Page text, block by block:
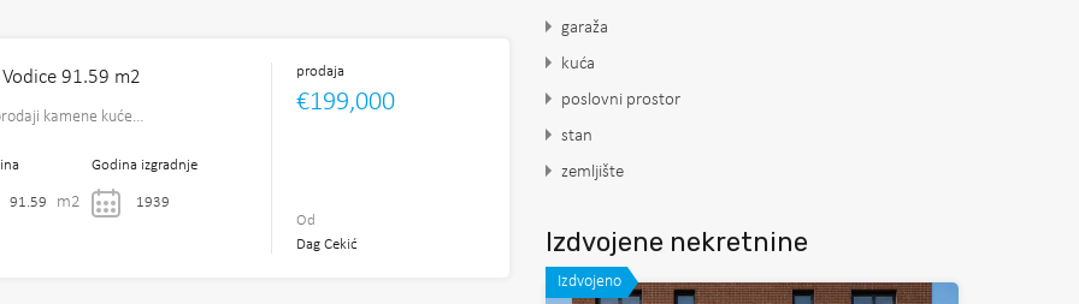
91.59 m2
kamene kuće…
91.59 m2
Godina izgradnje
1939
prodaja
€199,000
Od
Dag Cekić
garaža
kuća
poslovni prostor
stan
zemljište
Izdvojene nekretnine
Izdvojeno